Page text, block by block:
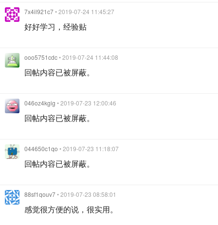
7x4il921c7• 2019-07-24 11:45:27
好好学习，经验贴
ooo5751cdc• 2019-07-24 11:44:08
回帖内容已被屏蔽。
046oz4kgig • 2019-07-23 12:00:46
回帖内容已被屏蔽。
044650c1qo • 2019-07-23 11:18:07
回帖内容已被屏蔽。
88sf1qouv7• 2019-07-23 08:58:01
感觉很方便的说，很实用。